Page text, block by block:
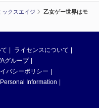
ックスエイジ
乙女ゲー世界はモ
ライセンスについて
グループ
バシーポリシー
Information